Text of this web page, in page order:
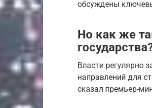
обсуждены
Но как же
Власти регулярно
направлений для
сказал премьер-